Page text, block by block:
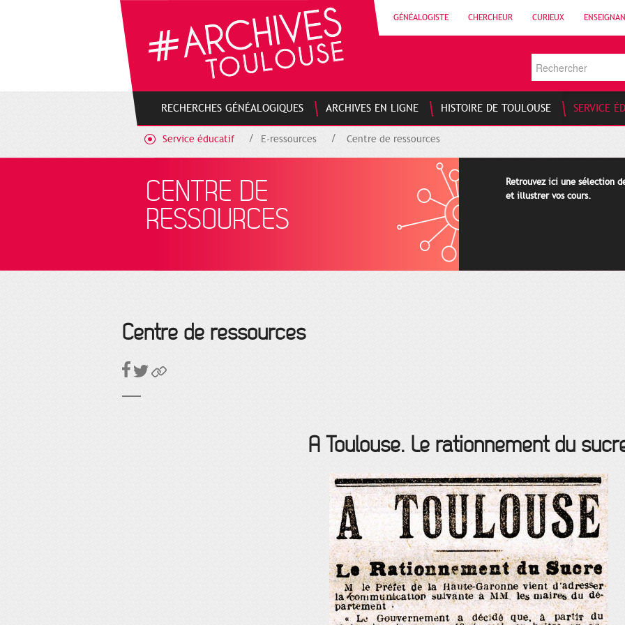
GÉNÉALOGISTE CHERCHEUR CURIEUX
RECHERCHES GÉNÉALOGIQUES ARCHIVES EN LIGNE HISTOIRE DE TOULOUSE SERVICE
Service éducatif E-ressources Centre de ressources
CENTRE DE
RESSOURCES
Retrouvez ici une sélection
et illustrer vos cours.
Centre de ressources
A Toulouse. Le rationnement du
Gestion de vos préférences sur les cookies